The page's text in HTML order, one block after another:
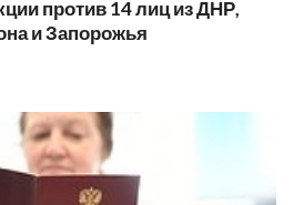
против 14 лиц из ДНР,
и Запорожья